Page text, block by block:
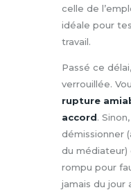
celle de
idéale pour
travail.
Passé ce
verrouillée.
rupture
accord.
démissionner
du
rompu pour
jamais du jour